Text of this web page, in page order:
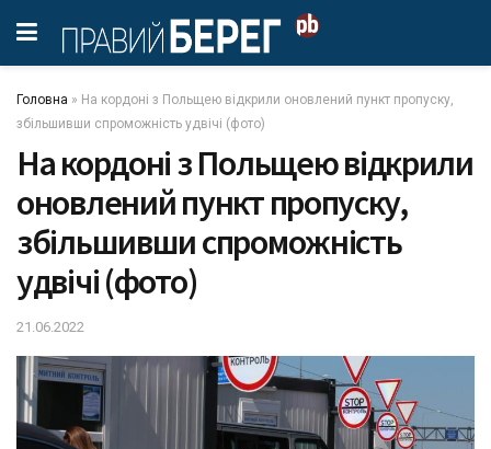
Головна » На кордоні з Польщею відкрили оновлений пункт пропуску,
збільшивши спроможність удвічі (фото)
На кордоні з Польщею відкрили
оновлений пункт пропуску,
збільшивши спроможність
удвічі (фото)
21.06.2022